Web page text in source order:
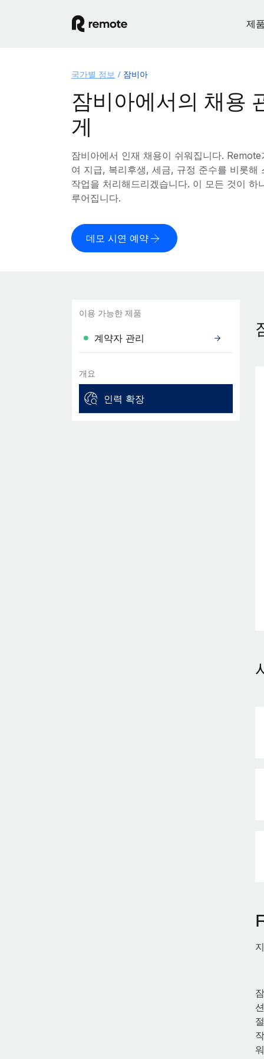
제
국가별 정보 잠비아
잠비아에서의 채용
게
잠비아에서 인재 채용이 쉬워집니다.
여 지급, 복리후생, 세금, 규정 준수를 비롯해
작업을 처리해드리겠습니다. 이 모든 것이 하
루어집니다.
데모 시연 예약
이용 가능한 제품
계약자 관리
개요
인력 확장